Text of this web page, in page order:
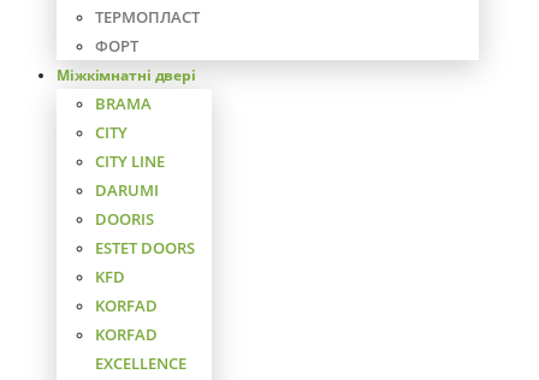
ТЕРМОПЛАСТ
ФОРТ
Міжкімнатні двері
BRAMA
CITY
CITY LINE
DARUMI
DOORIS
ESTET DOORS
KFD
KORFAD
KORFAD
EXCELLENCE